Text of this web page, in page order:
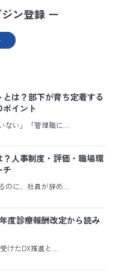
ン登録 ー
は？部下が育ち定着する
イント
ない」「管理職に…
人事制度・評価・職場環
チ
のに、社員が辞め…
度診療報酬改定から読み
けたDX推進と…